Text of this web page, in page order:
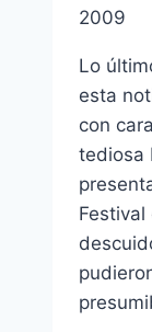
2009
Lo
esta
con
tediosa